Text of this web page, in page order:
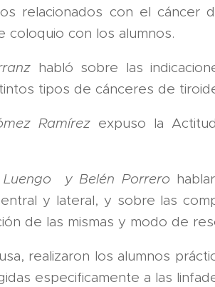
relacionados con el cáncer
coloquio con los alumnos.
habló sobre las
tipos de cánceres de
Ramírezexpuso la
Luengo y Belén Porrero
y lateral, y sobre las
de las mismas y modo de
realizaron los alumnos
especificamente a las